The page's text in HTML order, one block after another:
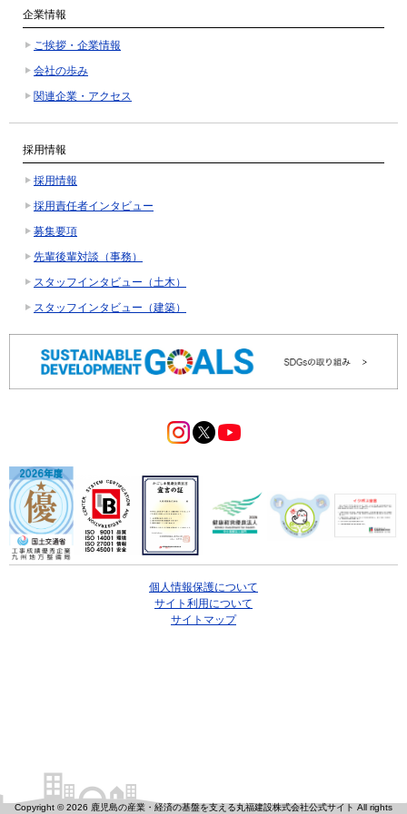
企業情報
ご挨拶・企業情報
会社の歩み
関連企業・アクセス
採用情報
採用情報
採用責任者インタビュー
募集要項
先輩後輩対談（事務）
スタッフインタビュー（土木）
スタッフインタビュー（建築）
個人情報保護について
サイト利用について
サイトマップ
Copyright © 2026 鹿児島の産業・経済の基盤を支える丸福建設株式会社公式サイト All rights